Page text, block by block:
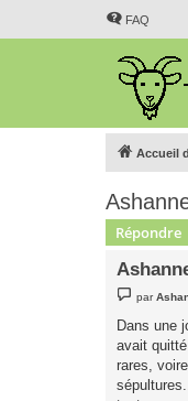
FAQ
Accueil
Répondre
e
s
a
e
par
Dans une
avait
rares,